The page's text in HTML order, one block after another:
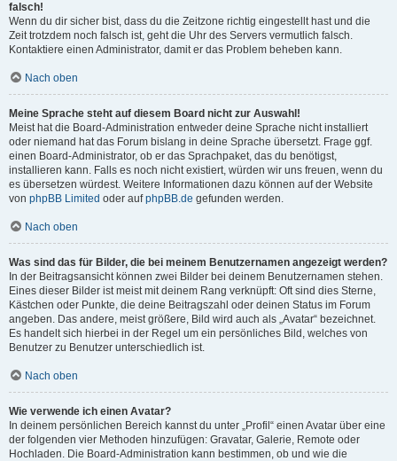
falsch!
Wenn du dir sicher bist, dass du die Zeitzone richtig eingestellt hast und die
Zeit trotzdem noch falsch ist, geht die Uhr des Servers vermutlich falsch.
Kontaktiere einen Administrator, damit er das Problem beheben kann.
Nach oben
Meine Sprache steht auf diesem Board nicht zur Auswahl!
Meist hat die Board-Administration entweder deine Sprache nicht installiert
oder niemand hat das Forum bislang in deine Sprache übersetzt. Frage ggf.
einen Board-Administrator, ob er das Sprachpaket, das du benötigst,
installieren kann. Falls es noch nicht existiert, würden wir uns freuen, wenn du
es übersetzen würdest. Weitere Informationen dazu können auf der Website
von phpBB Limited oder aufphpBB.de gefunden werden.
Nach oben
Was sind das für Bilder, die bei meinem Benutzernamen angezeigt werden?
In der Beitragsansicht können zwei Bilder bei deinem Benutzernamen stehen.
Eines dieser Bilder ist meist mit deinem Rang verknüpft: Oft sind dies Sterne,
Kästchen oder Punkte, die deine Beitragszahl oder deinen Status im Forum
angeben. Das andere, meist größere, Bild wird auch als „Avatar“ bezeichnet.
Es handelt sich hierbei in der Regel um ein persönliches Bild, welches von
Benutzer zu Benutzer unterschiedlich ist.
Nach oben
Wie verwende ich einen Avatar?
In deinem persönlichen Bereich kannst du unter „Profil“ einen Avatar über eine
der folgenden vier Methoden hinzufügen: Gravatar, Galerie, Remote oder
Hochladen. Die Board-Administration kann bestimmen, ob und wie die